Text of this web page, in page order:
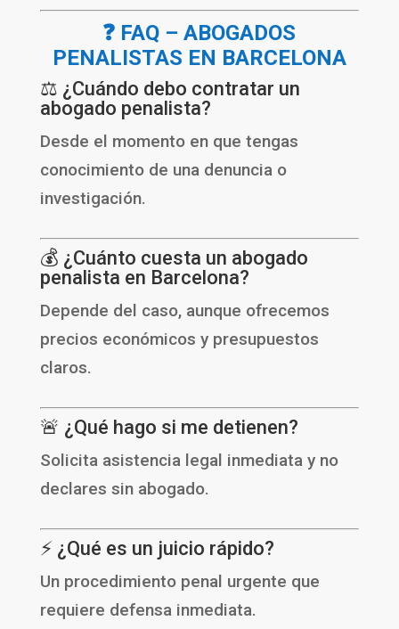
❓ FAQ – ABOGADOS
PENALISTAS EN BARCELONA
⚖️ ¿Cuándo debo contratar un
abogado penalista?
Desde el momento en que tengas
conocimiento de una denuncia o
investigación.
💰 ¿Cuánto cuesta un abogado
penalista en Barcelona?
Depende del caso, aunque ofrecemos
precios económicos y presupuestos
claros.
🚨 ¿Qué hago si me detienen?
Solicita asistencia legal inmediata y no
declares sin abogado.
⚡ ¿Qué es un juicio rápido?
Un procedimiento penal urgente que
requiere defensa inmediata.